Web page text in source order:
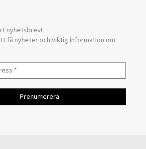
nyhetsbrev!
få nyheter och viktig information om